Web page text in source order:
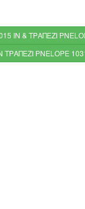
ΙΝ & ΤΡΑΠΕΖΙ
PNELOPE